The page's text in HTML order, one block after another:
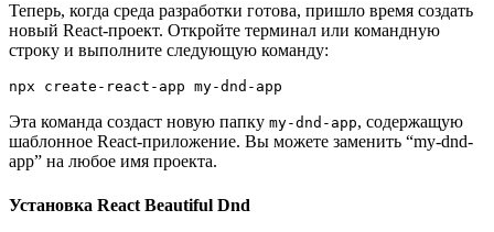
Теперь, когда среда разработки готова, пришло время создать
новый React-проект. Откройте терминал или командную
строку и выполните следующую команду:
npx create-react-app my-dnd-app
Эта команда создаст новую папку my-dnd-app, содержащую
шаблонное React-приложение. Вы можете заменить “my-dnd-
app” на любое имя проекта.
Установка React Beautiful Dnd